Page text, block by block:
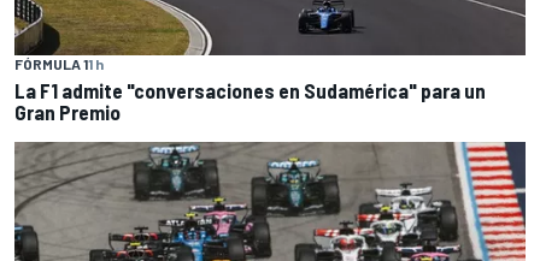
FÓRMULA 11 h
La F1 admite "conversaciones en Sudamérica" para un
Gran Premio